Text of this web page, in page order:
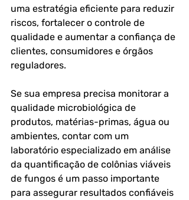
uma estratégia eficiente para reduzir
riscos, fortalecer o controle de
qualidade e aumentar a confiança de
clientes, consumidores e órgãos
reguladores.
Se sua empresa precisa monitorar a
qualidade microbiológica de
produtos, matérias-primas, água ou
ambientes, contar com um
laboratório especializado em análise
da quantificação de colônias viáveis
de fungos é um passo importante
para assegurar resultados confiáveis